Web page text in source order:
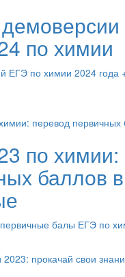
по химии
ЕГЭ по химии 2024 года
по химии:
баллов в
балы ЕГЭ по